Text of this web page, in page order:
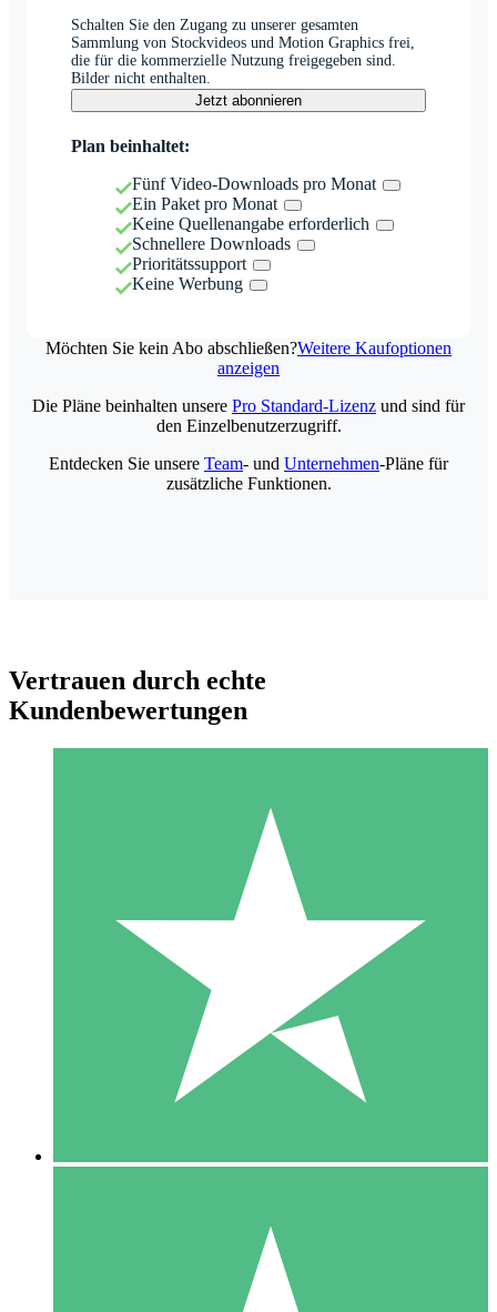
Schalten Sie den Zugang zu unserer gesamten
Sammlung von Stockvideos und Motion Graphics frei,
die für die kommerzielle Nutzung freigegeben sind.
Bilder nicht enthalten.
Jetzt abonnieren
Plan beinhaltet:
Fünf Video-Downloads pro Monat
Ein Paket pro Monat
Keine Quellenangabe erforderlich
Schnellere Downloads
Prioritätssupport
Keine Werbung
Möchten Sie kein Abo abschließen?Weitere Kaufoptionen
anzeigen
Individuelle Credit-Pakete
Zahlen Sie nach Bedarf mit Download-Credits. Keine
monatliche Verpflichtung erforderlich.
10 00
10 Downloads
20 00
Die Pläne beinhalten unsere Pro Standard-Lizenz und sind für
den Einzelbenutzerzugriff.
Entdecken Sie unsere Team- und Unternehmen-Pläne für
zusätzliche Funktionen.
Vertrauen durch echte
Kundenbewertungen